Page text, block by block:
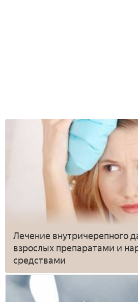
Лечение внутричерепного
взрослых препаратами и
средствами